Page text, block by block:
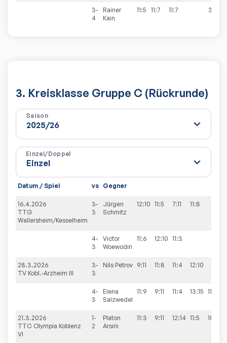
3-
4
Rainer
Kain
11:5 11:7 11:7 3:0
3. Kreisklasse Gruppe C (Rückrunde)
Saison
Einzel/Doppel
Datum / Spiel vs Gegner
16.4.2026
TTG
Wallersheim/Kesselheim
3-
3
Jürgen
Schmitz
12:10 11:5 7:11 11:8
4-
3
Victor
Woewodin
11:6 12:10 11:3
28.3.2026
TV Kobl.-Arzheim III
3-
3
Nils Petrov 9:11 11:8 11:4 12:10
4-
3
Elena
Salzwedel
11:9 9:11 11:4 13:15 11:7
21.3.2026
TTC Olympia Koblenz
VI
1-
2
Platon
Arsirii
11:3 9:11 12:14 11:5 10:12